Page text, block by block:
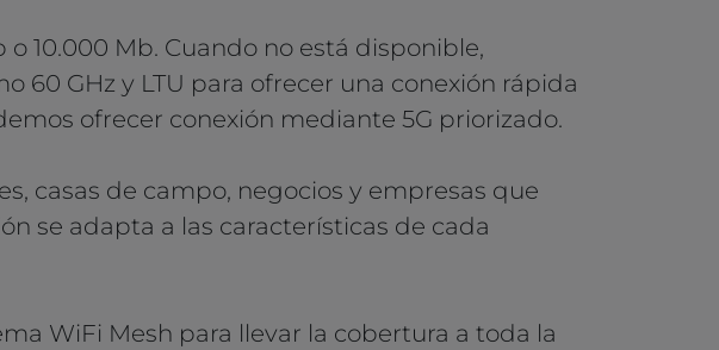
10.000 Mb. Cuando no está disponible,
60 GHz y LTU para ofrecer una conexión rápida
ofrecer conexión mediante 5G priorizado.
casas de campo, negocios y empresas que
se adapta a las características de cada
WiFi Mesh para llevar la cobertura a toda la